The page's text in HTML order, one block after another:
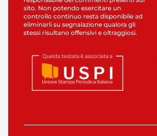
sito. Non potendo esercitare un
controllo continuo resta disponibile ad
eliminarli su segnalazione qualora gli
stessi risultano offensivi e oltraggiosi.